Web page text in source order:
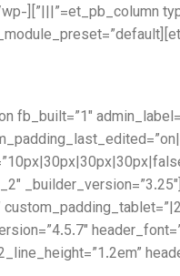
setiq.com/wp-
collapsed=”off”][et_pb_column type=”1_2″ _builder_version=”3.25″